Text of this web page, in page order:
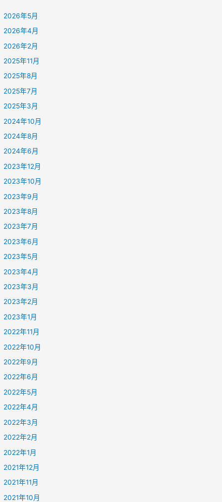
2026年5月
2026年4月
2026年2月
2025年11月
2025年8月
2025年7月
2025年3月
2024年10月
2024年8月
2024年6月
2023年12月
2023年10月
2023年9月
2023年8月
2023年7月
2023年6月
2023年5月
2023年4月
2023年3月
2023年2月
2023年1月
2022年11月
2022年10月
2022年9月
2022年6月
2022年5月
2022年4月
2022年3月
2022年2月
2022年1月
2021年12月
2021年11月
2021年10月